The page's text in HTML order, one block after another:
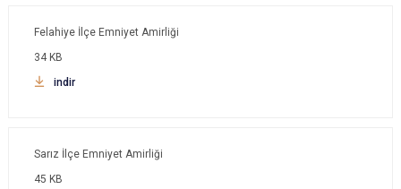
Felahiye İlçe Emniyet Amirliği
34 KB
indir
Sarız İlçe Emniyet Amirliği
45 KB